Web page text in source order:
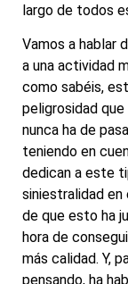
largo de todos
Vamos a hablar
a una actividad
como sabéis,
peligrosidad
nunca ha de
teniendo en
dedican a este
siniestralidad en
de que esto ha
hora de
más calidad. Y,
pensando, ha